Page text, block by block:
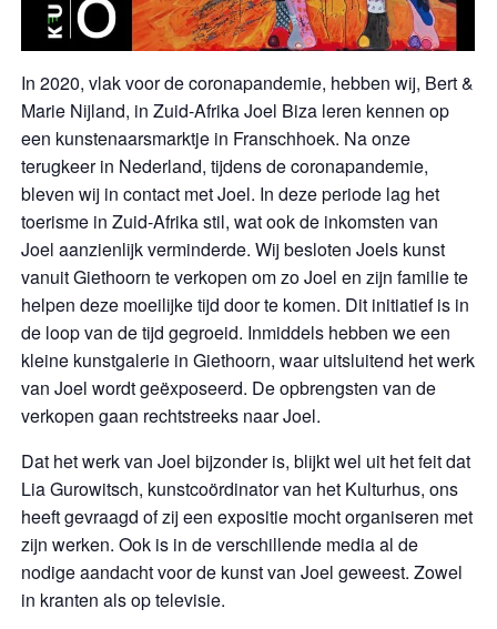
In 2020, vlak voor de coronapandemie, hebben wij, Bert &
Marie Nijland, in Zuid-Afrika Joel Biza leren kennen op
een kunstenaarsmarktje in Franschhoek. Na onze
terugkeer in Nederland, tijdens de coronapandemie,
bleven wij in contact met Joel. In deze periode lag het
toerisme in Zuid-Afrika stil, wat ook de inkomsten van
Joel aanzienlijk verminderde. Wij besloten Joels kunst
vanuit Giethoorn te verkopen om zo Joel en zijn familie te
helpen deze moeilijke tijd door te komen. Dit initiatief is in
de loop van de tijd gegroeid. Inmiddels hebben we een
kleine kunstgalerie in Giethoorn, waar uitsluitend het werk
van Joel wordt geëxposeerd. De opbrengsten van de
verkopen gaan rechtstreeks naar Joel.
Dat het werk van Joel bijzonder is, blijkt wel uit het feit dat
Lia Gurowitsch, kunstcoördinator van het Kulturhus, ons
heeft gevraagd of zij een expositie mocht organiseren met
zijn werken. Ook is in de verschillende media al de
nodige aandacht voor de kunst van Joel geweest. Zowel
in kranten als op televisie.